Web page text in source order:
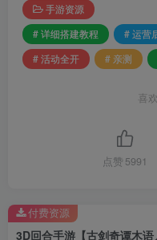
手游资源
# 详细搭建教程
# 运营
# 活动全开
# 亲测
喜
点赞 5991
付费资源